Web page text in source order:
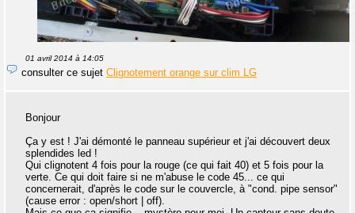
01 avril 2014 à 14:05
consulter ce sujet Clignotement orange sur clim LG
Bonjour
Ça y est ! J'ai démonté le panneau supérieur et j'ai découvert deux
splendides led !
Qui clignotent 4 fois pour la rouge (ce qui fait 40) et 5 fois pour la
verte. Ce qui doit faire si ne m'abuse le code 45... ce qui
concernerait, d'après le code sur le couvercle, à "cond. pipe sensor"
(cause error : open/short | off).